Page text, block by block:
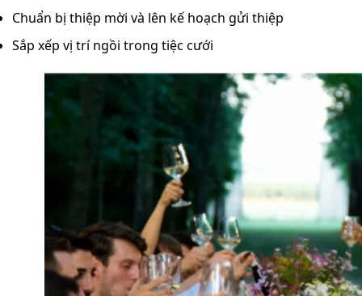
Chuẩn bị thiệp mời và lên kế hoạch gửi thiệp
Sắp xếp vị trí ngồi trong tiệc cưới